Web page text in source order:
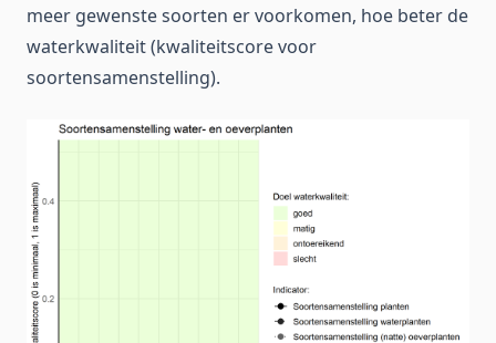
meer gewenste soorten er voorkomen, hoe beter de
waterkwaliteit (kwaliteitscore voor
soortensamenstelling).